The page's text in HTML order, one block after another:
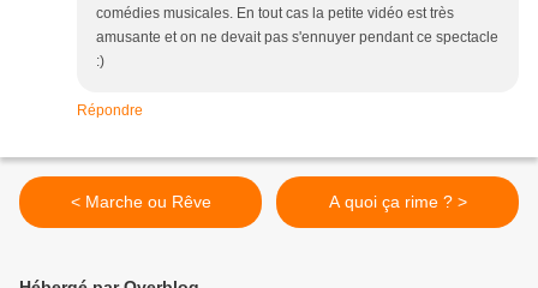
comédies musicales. En tout cas la petite vidéo est très
amusante et on ne devait pas s'ennuyer pendant ce spectacle
:)
Répondre
< Marche ou Rêve A quoi ça rime ? >